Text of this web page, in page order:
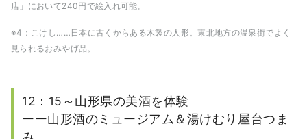
店」において240円で絵入れ可能。
※4：こけし……日本に古くからある木製の人形。東北地方の温泉街でよく
見られるおみやげ品。
12：15～山形県の美酒を体験
ーー山形酒のミュージアム＆湯けむり屋台つま